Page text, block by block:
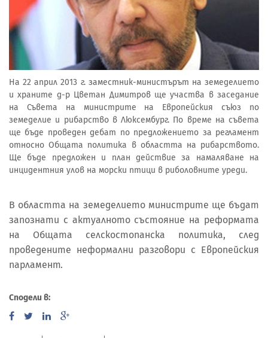
На 22 април 2013 г. заместник-министърът на земеделието
и храните д-р Цветан Димитров ще участва в заседание
на Съвета на министрите на Европейския съюз по
земеделие и рибарство в Люксембург. По време на съвета
ще бъде проведен дебат по предложението за регламент
относно Общата политика в областта на рибарството.
Ще бъде предложен и план действие за намаляване на
инцидентния улов на морски птици в риболовните уреди.
В областта на земеделието министрите ще бъдат
запознати с актуалното състояние на реформата
на Общата селскостопанска политика, след
проведените неформални разговори с Европейския
парламент.
Сподели в: